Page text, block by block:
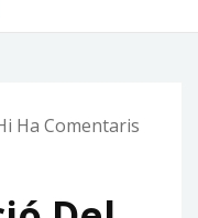
Ha Comentaris